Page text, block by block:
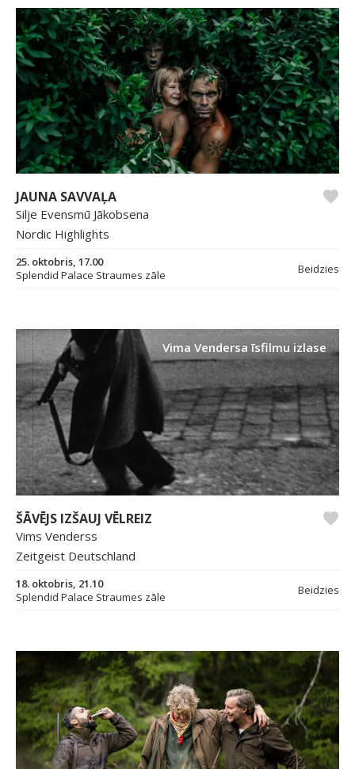
JAUNA SAVVAĻA
Silje Evensmū Jākobsena
Nordic Highlights
25. oktobris, 17.00
Splendid Palace Straumes zāle
Beidzies
Vima Vendersa īsfilmu izlase
ŠĀVĒJS IZŠAUJ VĒLREIZ
Vims Venderss
Zeitgeist Deutschland
18. oktobris, 21.10
Splendid Palace Straumes zāle
Beidzies